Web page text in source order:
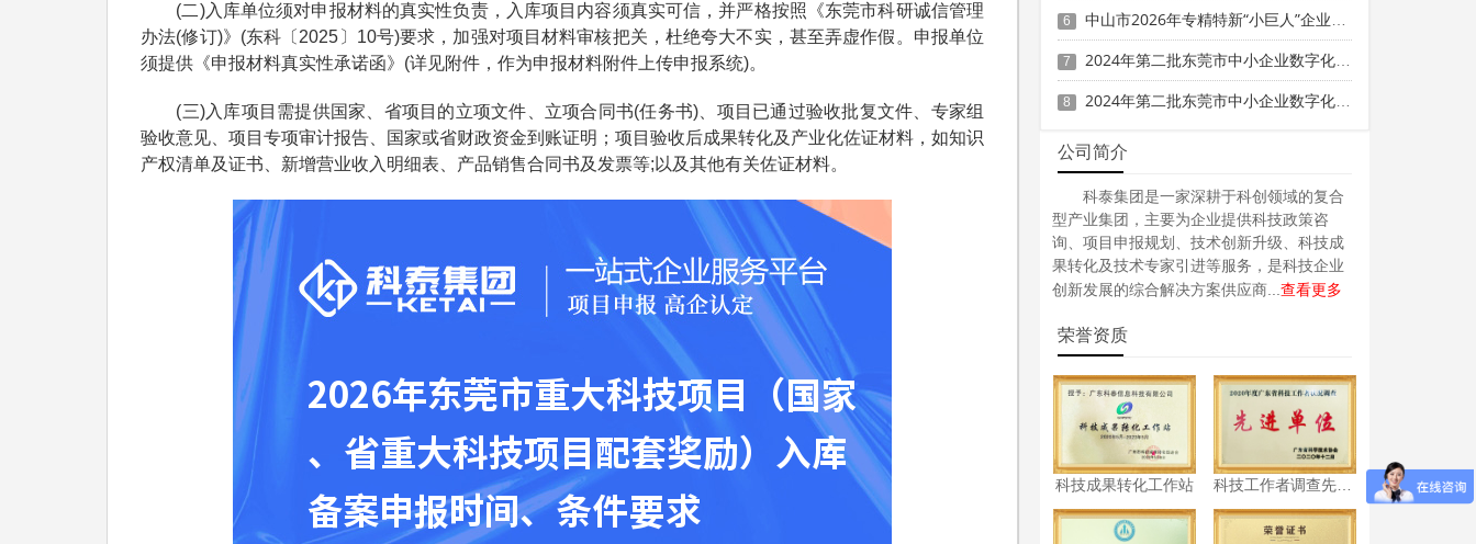
(二)入库单位须对申报材料的真实性负责，入库项目内容须真实可信，并严格按照《东莞市科研诚信管理
办法(修订)》(东科〔2025〕10号)要求，加强对项目材料审核把关，杜绝夸大不实，甚至弄虚作假。申报单位
须提供《申报材料真实性承诺函》(详见附件，作为申报材料附件上传申报系统)。
(三)入库项目需提供国家、省项目的立项文件、立项合同书(任务书)、项目已通过验收批复文件、专家组
验收意见、项目专项审计报告、国家或省财政资金到账证明；项目验收后成果转化及产业化佐证材料，如知识
产权清单及证书、新增营业收入明细表、产品销售合同书及发票等;以及其他有关佐证材料。
6 中山市2026年专精特新“小巨人”企业奖补资金项目拟入库计划的公示
7 2024年第二批东莞市中小企业数字化转型城市试点专项资金两化融合管理体系贯标项目资助计划
8 2024年第二批东莞市中小企业数字化转型城市试点专项资金两化融合管理体系贯标项目拟资助企业名单的公示
公司简介
科泰集团是一家深耕于科创领域的复合
型产业集团，主要为企业提供科技政策咨
询、项目申报规划、技术创新升级、科技成
果转化及技术专家引进等服务，是科技企业
创新发展的综合解决方案供应商... 查看更多
荣誉资质
科技成果转化工作站